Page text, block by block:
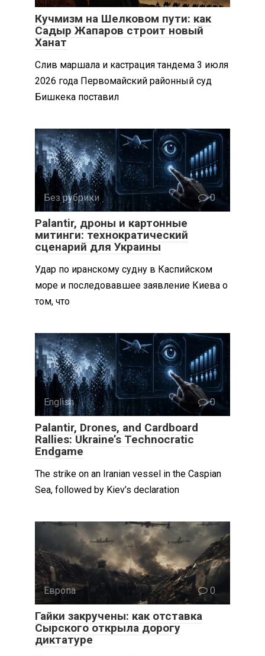
Кучмизм на Шелковом пути: как
Садыр Жапаров строит новый
Ханат
Слив маршала и кастрация тандема 3 июля
2026 года Первомайский районный суд
Бишкека поставил
Без рубрики 0
Palantir, дроны и картонные
митинги: технократический
сценарий для Украины
Удар по иранскому судну в Каспийском
море и последовавшее заявление Киева о
том, что
English 0
Palantir, Drones, and Cardboard
Rallies: Ukraine’s Technocratic
Endgame
The strike on an Iranian vessel in the Caspian
Sea, followed by Kiev’s declaration
Европа 0
Гайки закручены: как отставка
Сырского открыла дорогу
диктатуре